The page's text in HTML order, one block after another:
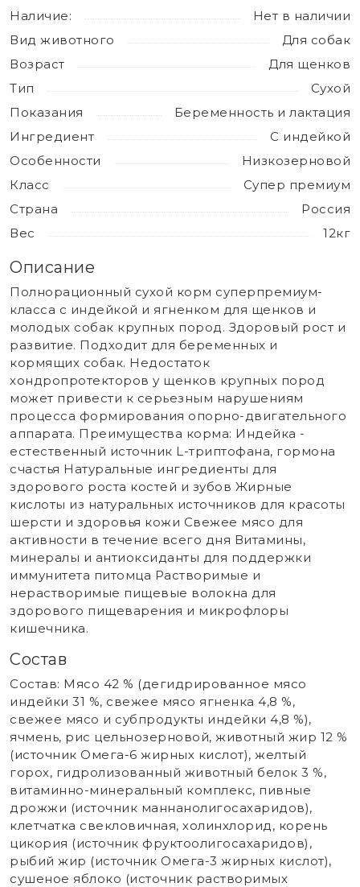
Наличие:
Нет в наличии
Вид животного
Для собак
Возраст
Для щенков
Тип
Сухой
Показания
Беременность и лактация
Ингредиент
С индейкой
Особенности
Низкозерновой
Класс
Супер премиум
Страна
Россия
Вес
12кг
Описание
Полнорационный сухой корм суперпремиум-
класса с индейкой и ягненком для щенков и
молодых собак крупных пород. Здоровый рост и
развитие. Подходит для беременных и
кормящих собак. Недостаток
хондропротекторов у щенков крупных пород
может привести к серьезным нарушениям
процесса формирования опорно-двигательного
аппарата. Преимущества корма: Индейка -
естественный источник L-триптофана, гормона
счастья Натуральные ингредиенты для
здорового роста костей и зубов Жирные
кислоты из натуральных источников для красоты
шерсти и здоровья кожи Свежее мясо для
активности в течение всего дня Витамины,
минералы и антиоксиданты для поддержки
иммунитета питомца Растворимые и
нерастворимые пищевые волокна для
здорового пищеварения и микрофлоры
кишечника.
Состав
Состав: Мясо 42 % (дегидрированное мясо
индейки 31 %, свежее мясо ягненка 4,8 %,
свежее мясо и субпродукты индейки 4,8 %),
ячмень, рис цельнозерновой, животный жир 12 %
(источник Омега-6 жирных кислот), желтый
горох, гидролизованный животный белок 3 %,
витаминно-минеральный комплекс, пивные
дрожжи (источник маннанолигосахаридов),
клетчатка свекловичная, холинхлорид, корень
цикория (источник фруктоолигосахаридов),
рыбий жир (источник Омега-3 жирных кислот),
сушеное яблоко (источник растворимых